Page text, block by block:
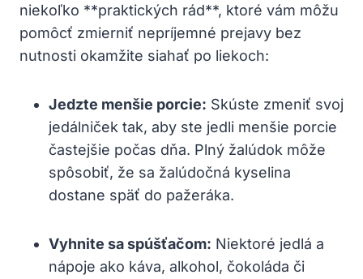
niekoľko **praktických rád**, ktoré vám môžu
pomôcť zmierniť nepríjemné prejavy bez
nutnosti okamžite siahať po liekoch:
Jedzte menšie porcie: Skúste zmeniť svoj
jedálniček tak, aby ste jedli menšie porcie
častejšie počas dňa. Plný žalúdok môže
spôsobiť, že sa žalúdočná kyselina
dostane späť do pažeráka.
Vyhnite sa spúšťačom: Niektoré jedlá a
nápoje ako káva, alkohol, čokoláda či